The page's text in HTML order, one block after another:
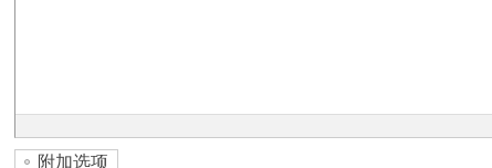
附加选项